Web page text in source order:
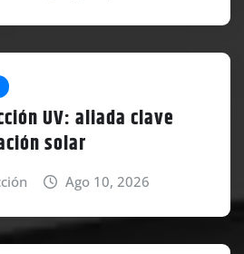
UV: aliada clave
solar
Ago 10, 2026